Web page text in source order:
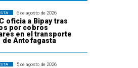
6 de agosto de 2026
oficia a Bipay tras
por cobros
en el transporte
de Antofagasta
5 de agosto de 2026